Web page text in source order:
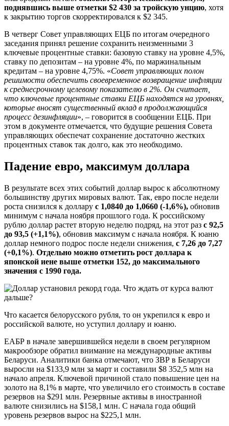
поднявшись выше отметки $2 430 за тройскую унцию, хотя
к закрытию торгов скорректировался к $2 345.
В четверг Совет управляющих ЕЦБ по итогам очередного
заседания принял решение сохранить неизменными 3
ключевые процентные ставки: базовую ставку на уровне 4,5%,
ставку по депозитам – на уровне 4%, по маржинальным
кредитам – на уровне 4,75%. «Совет управляющих полон
решимости обеспечить своевременное возвращение инфляции
к среднесрочному целевому показателю в 2%. Он считает,
что ключевые процентные ставки ЕЦБ находятся на уровнях,
которые вносят существенный вклад в продолжающийся
процесс дезинфляции», – говорится в сообщении ЕЦБ. При
этом в документе отмечается, что будущие решения Совета
управляющих обеспечат сохранение достаточно жестких
процентных ставок так долго, как это необходимо.
Падение евро, максимум доллара
В результате всех этих событий доллар вырос к абсолютному
большинству других мировых валют. Так, евро после недели
роста снизился к доллару с 1,0840 до 1,0660 (-1,6%), обновив
минимум с начала ноября прошлого года. К российскому
рублю доллар растет вторую неделю подряд, на этот раз с 92,5
до 93,5 (+1,1%), обновив максимум с начала ноября. К юаню
доллар немного подрос после недели снижения, с 7,26 до 7,27
(+0,1%). Отдельно можно отметить рост доллара к
японской иене выше отметки 152, до максимального
значения с 1990 года.
Что касается белорусского рубля, то он укрепился к евро и
российской валюте, но уступил доллару и юаню.
ЕАБР в начале завершившейся недели в своем регулярном
макрообзоре обратил внимание на международные активы
Беларуси. Аналитики банка отмечают, что ЗВР в Беларуси
выросли на $133,9 млн за март и составили $8 352,5 млн на
начало апреля. Ключевой причиной стало повышение цен на
золото на 8,1% в марте, что увеличило его стоимость в составе
резервов на $291 млн. Резервные активы в иностранной
валюте снизились на $158,1 млн. С начала года общий
уровень резервов вырос на $225,1 млн.